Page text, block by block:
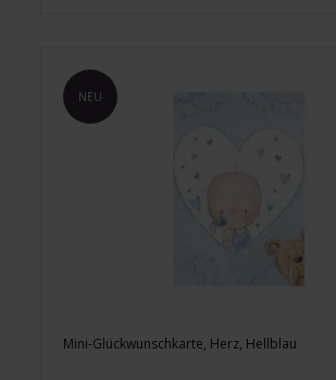
NEU
Mini-Glückwunschkarte, Herz, Hellblau